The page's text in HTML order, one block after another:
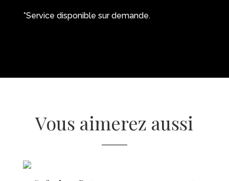
*Service disponible sur demande.
Vous aimerez aussi